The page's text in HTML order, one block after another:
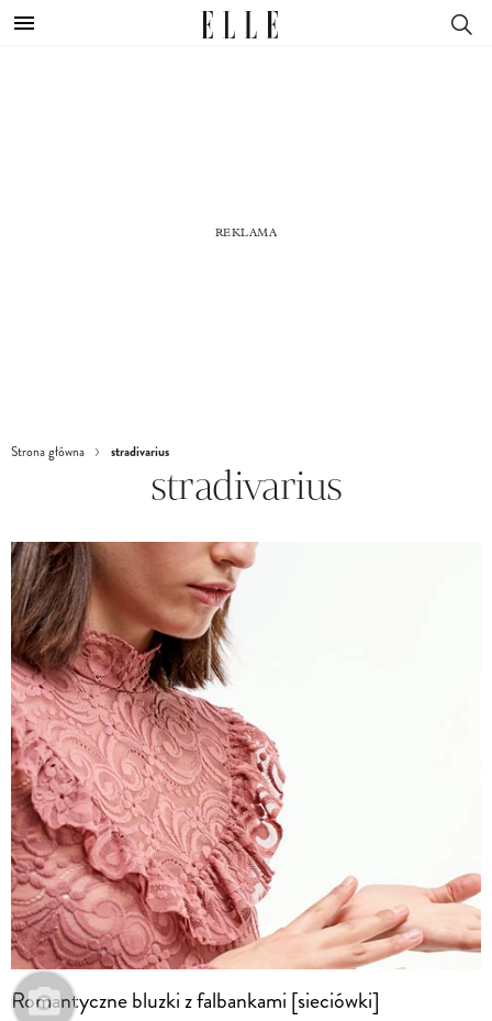
Strona główna stradivarius
stradivarius
Romantyczne bluzki z falbankami [sieciówki]